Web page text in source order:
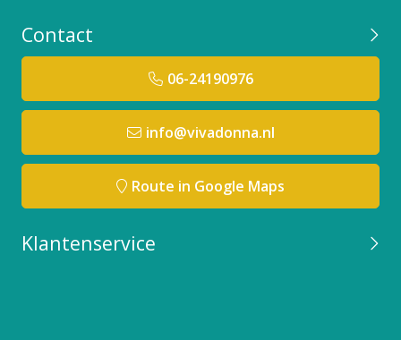
Contact
06-24190976
info@vivadonna.nl
Route in Google Maps
Klantenservice